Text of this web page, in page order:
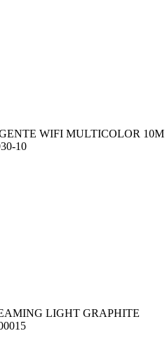
WIFI MULTICOLOR 10M
10
LIGHT GRAPHITE